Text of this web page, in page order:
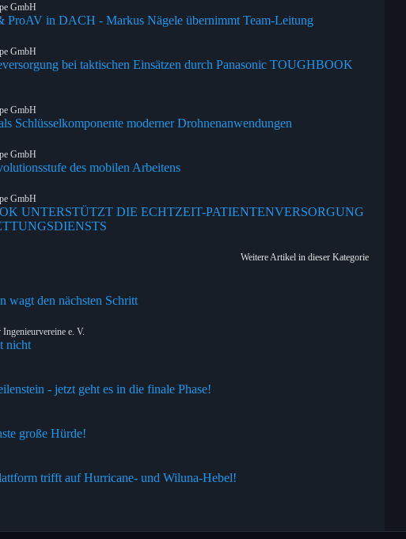
GmbH
ProAV in DACH - Markus Nägele übernimmt Team-Leitung
GmbH
bei taktischen Einsätzen durch Panasonic TOUGHBOOK
GmbH
Schlüsselkomponente moderner Drohnenanwendungen
GmbH
des mobilen Arbeitens
GmbH
UNTERSTÜTZT DIE ECHTZEIT-PATIENTENVERSORGUNG
Weitere Artikel in dieser Kategorie
wagt den nächsten Schritt
e. V.
nicht
- jetzt geht es in die finale Phase!
große Hürde!
trifft auf Hurricane- und Wiluna-Hebel!